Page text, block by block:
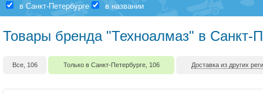
в Санкт-Петербурге в названии
Товары бренда "Техноалмаз" в Санкт-
Все, 106 Только в Санкт-Петербурге, 106 Доставка из других